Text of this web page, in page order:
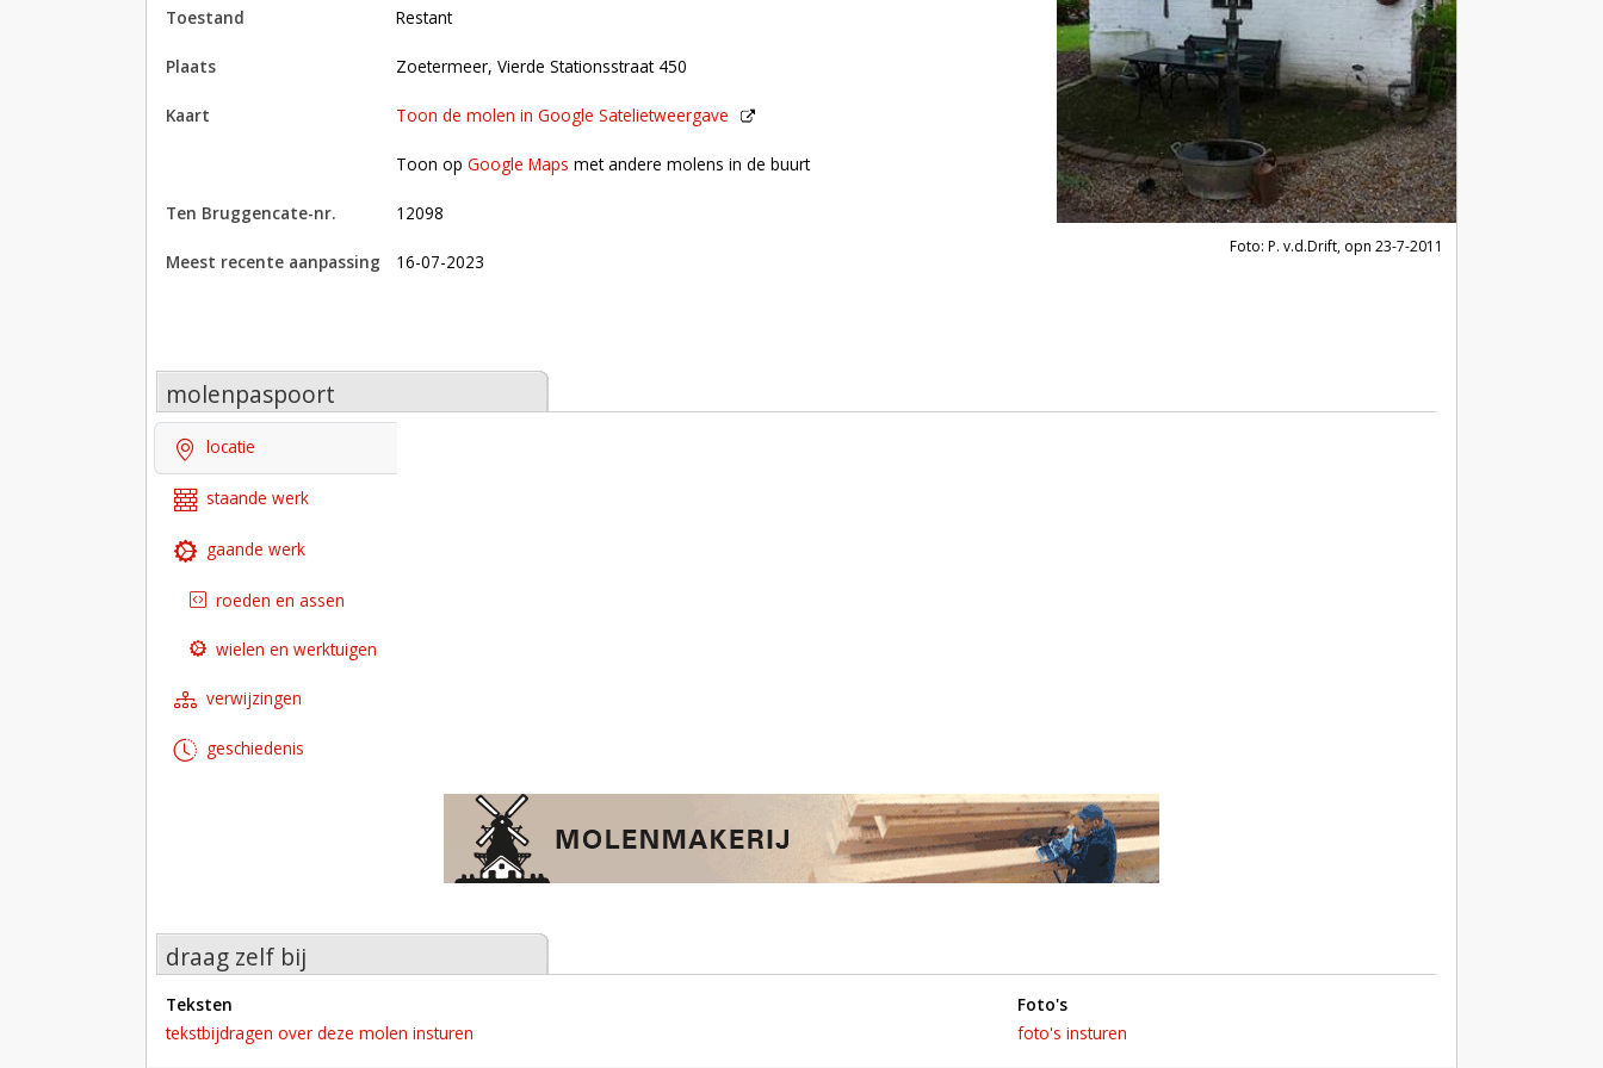
toestand restant
plaats Zoetermeer, Vierde Stationsstraat 450
kaart Toon de molen in Google Satelietweergave
Toon op Google Maps met andere molens in de buurt
Toon op Google Maps met andere molens in de buurt
Ten Bruggencate-nr. 12098
Meest recente aanpassing 16-07-2023
Foto: P. v.d.Drift, opn 23-7-2011
molenpaspoort
locatie
staande werk
gaande werk
roeden en assen
wielen en werktuigen
verwijzingen
geschiedenis
draag zelf bij
teksten
tekstbijdragen over deze molen insturen
foto's
foto's insturen